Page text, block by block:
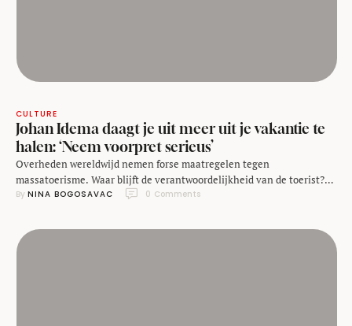
CULTURE
Johan Idema daagt je uit meer uit je vakantie te
halen: ‘Neem voorpret serieus’
Overheden wereldwijd nemen forse maatregelen tegen
massatoerisme. Waar blijft de verantwoordelijkheid van de toerist?
Cultuuradviseur Johan Idema (1974) schreef een pleidooi voor een
massatoerisme is niet de taak van een ander, zegt hij, maar van
onszelf. Een andersoortige vakantiebesteding is noodzakelijk, zegt
By NINA BOGOSAVAC 0 Comments